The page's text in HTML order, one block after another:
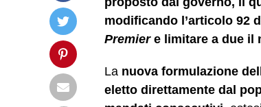
modificando l’articolo 92
Premiere limitare a due il
La nuova formulazione
eletto direttamente dal